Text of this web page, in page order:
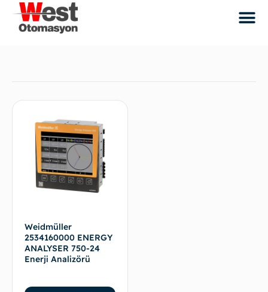
Weidmüller
2534160000 ENERGY
ANALYSER 750-24
Enerji Analizörü